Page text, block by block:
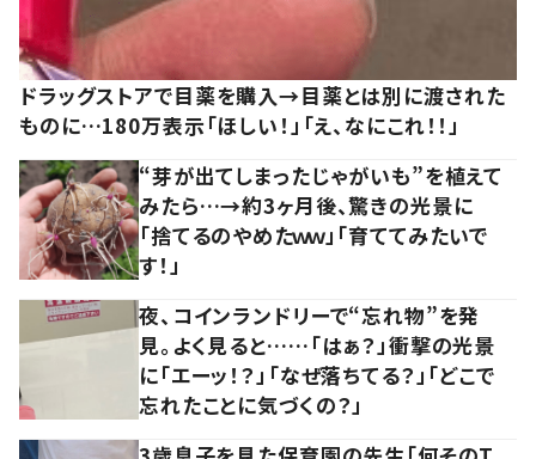
ドラッグストアで目薬を購入→目薬とは別に渡された
ものに…180万表示「ほしい！」「え、なにこれ！！」
“芽が出てしまったじゃがいも”を植えて
みたら…→約3ヶ月後、驚きの光景に
「捨てるのやめたｗｗ」「育ててみたいで
す！」
夜、コインランドリーで“忘れ物”を発
見。よく見ると……「はぁ？」衝撃の光景
に「エーッ！？」「なぜ落ちてる？」「どこで
忘れたことに気づくの？」